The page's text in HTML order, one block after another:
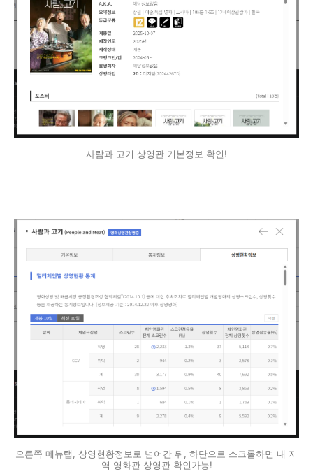
사람과 고기 상영관 기본정보 확인!
오른쪽 메뉴탭, 상영현황정보로 넘어간 뒤, 하단으로 스크롤하면 내 지
역 영화관 상영관 확인가능!